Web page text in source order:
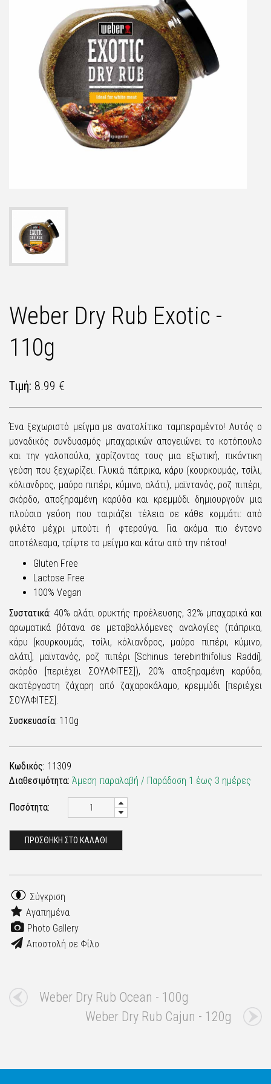
Weber Dry Rub Exotic -
110g
Τιμή: 8.99 €
Ένα ξεχωριστό μείγμα με ανατολίτικο ταμπεραμέντο! Αυτός ο
μοναδικός συνδυασμός μπαχαρικών απογειώνει το κοτόπουλο
και την γαλοπούλα, χαρίζοντας τους μια εξωτική, πικάντικη
γεύση που ξεχωρίζει. Γλυκιά πάπρικα, κάρυ (κουρκουμάς, τσίλι,
κόλιανδρος, μαύρο πιπέρι, κύμινο, αλάτι), μαϊντανός, ροζ πιπέρι,
σκόρδο, αποξηραμένη καρύδα και κρεμμύδι δημιουργούν μια
πλούσια γεύση που ταιριάζει τέλεια σε κάθε κομμάτι: από
φιλέτο μέχρι μπούτι ή φτερούγα. Για ακόμα πιο έντονο
αποτέλεσμα, τρίψτε το μείγμα και κάτω από την πέτσα!
Gluten Free
Lactose Free
100% Vegan
Συστατικά: 40% αλάτι ορυκτής προέλευσης, 32% μπαχαρικά και
αρωματικά βότανα σε μεταβαλλόμενες αναλογίες (πάπρικα,
κάρυ [κουρκουμάς, τσίλι, κόλιανδρος, μαύρο πιπέρι, κύμινο,
αλάτι], μαϊντανός, ροζ πιπέρι [Schinus terebinthifolius Raddi],
σκόρδο [περιέχει ΣΟΥΛΦΙΤΕΣ]), 20% αποξηραμένη καρύδα,
ακατέργαστη ζάχαρη από ζαχαροκάλαμο, κρεμμύδι [περιέχει
ΣΟΥΛΦΙΤΕΣ].
Συσκευασία: 110g
Κωδικός: 11309
Διαθεσιμότητα: Άμεση παραλαβή / Παράδoση 1 έως 3 ημέρες
Ποσότητα:
ΠΡΟΣΘΗΚΗ ΣΤΟ ΚΑΛΑΘΙ
Σύγκριση
Αγαπημένα
Photo Gallery
Αποστολή σε Φίλο
Weber Dry Rub Ocean - 100g
Weber Dry Rub Cajun - 120g